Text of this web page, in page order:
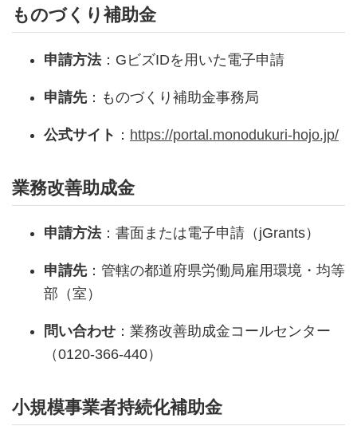
ものづくり補助金
申請方法：GビズIDを用いた電子申請
申請先：ものづくり補助金事務局
公式サイト ： https://portal.monodukuri-hojo.jp/
業務改善助成金
申請方法：書面または電子申請（jGrants）
申請先：管轄の都道府県労働局雇用環境・均等
部（室）
問い合わせ ：業務改善助成金コールセンター
（0120-366-440）
小規模事業者持続化補助金